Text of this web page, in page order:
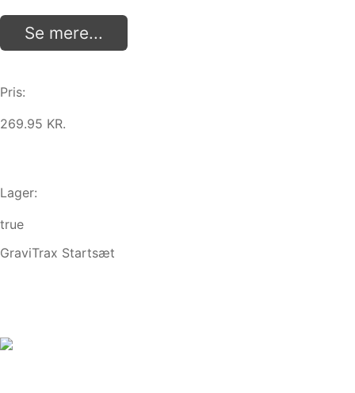
Se mere...
Pris:
269.95 KR.
Lager:
true
GraviTrax Startsæt